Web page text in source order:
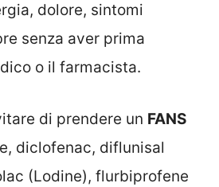
dolore, sintomi
senza aver prima
o il farmacista.
di prendere un FANS
diclofenac, diflunisal
(Lodine), flurbiprofene